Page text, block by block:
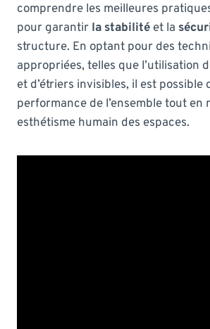
comprendre les meilleures
pour garantir la stabilité et la
structure. En optant pour des
appropriées, telles que l’utilisation
et d’étriers invisibles, il est possible
performance de l’ensemble tout en
esthétisme humain des espaces.